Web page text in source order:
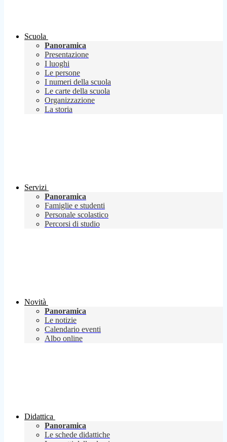
Scuola
Panoramica
Presentazione
I luoghi
Le persone
I numeri della scuola
Le carte della scuola
Organizzazione
La storia
Servizi
Panoramica
Famiglie e studenti
Personale scolastico
Percorsi di studio
Novità
Panoramica
Le notizie
Calendario eventi
Albo online
Didattica
Panoramica
Le schede didattiche